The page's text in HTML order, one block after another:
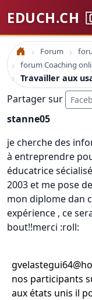
EDUCH.CH
Accueil Forum
Travailler aux
Partager sur
stanne05
je cherche des
à entreprendre
éducatrice
2003 et me pose
mon diplome dan
expérience , ce
bout!!merci :roll:
nos participants
aux états unis il